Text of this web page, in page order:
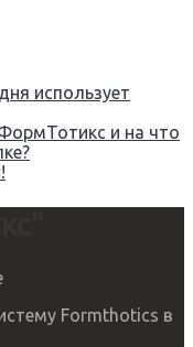
использует
и на что
Formthotics в